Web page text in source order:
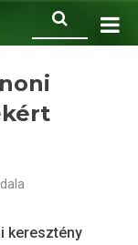
keresztény